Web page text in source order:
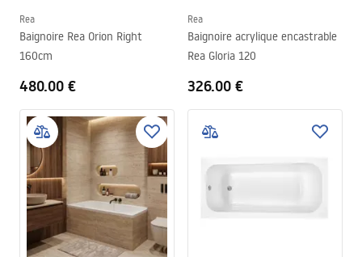
Rea
Baignoire Rea Orion Right
160cm
480.00 €
Rea
Baignoire acrylique encastrable
Rea Gloria 120
326.00 €